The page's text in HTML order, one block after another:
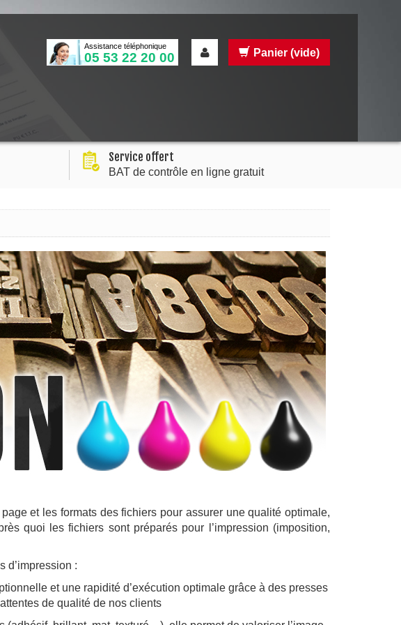
Panier (vide)
Assistance téléphonique
05 53 22 20 00
Service offert
BAT de contrôle en ligne gratuit
et les formats des fichiers pour assurer une qualité optimale,
quoi les fichiers sont préparés pour l’impression (imposition,
d’impression :
et une rapidité d’exécution optimale grâce à des presses
de qualité de nos clients